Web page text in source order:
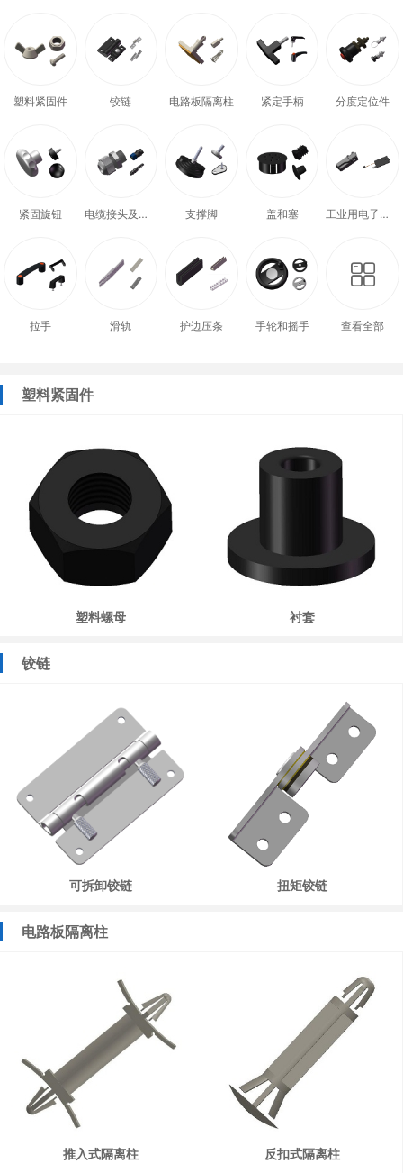
塑料紧固件 铰链 电路板隔离柱 紧定手柄 分度定位件
紧固旋钮 电缆接头及配件 支撑脚 盖和塞 工业用电子式门锁
拉手 滑轨 护边压条 手轮和摇手 查看全部
塑料紧固件
塑料螺母 衬套
铰链
可拆卸铰链 扭矩铰链
电路板隔离柱
推入式隔离柱 反扣式隔离柱